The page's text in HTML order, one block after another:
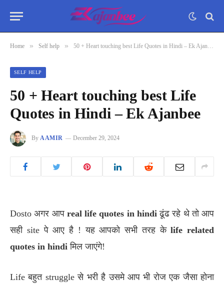
Home » Self help » 50 + Heart touching best Life Quotes in Hindi – Ek Ajanbee
SELF HELP
50 + Heart touching best Life
Quotes in Hindi – Ek Ajanbee
By AAMIR December 29, 2024
Dosto अगर आप real life quotes in hindiढूंढ रहे थे तो आप
सही site पे आए है ! यह आपको सभी तरह केlife related
quotes in hindi मिल जाएंगे!
Life बहुत struggle से भरी है उसमे आप भी रोज एक जैसा होना